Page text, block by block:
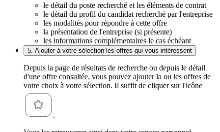
le détail du poste recherché et les éléments de contrat
le détail du profil du candidat recherché par l'entreprise
les modalités pour répondre à cette offre
la présentation de l'entreprise (si présente)
les informations complémentaires le cas échéant
5. Ajouter à votre sélection les offres qui vous intéressent
Depuis la page de résultats de recherche ou depuis le détail
d'une offre consultée, vous pouvez ajouter la ou les offres de
votre choix à votre sélection. Il suffit de cliquer sur l'icône
.